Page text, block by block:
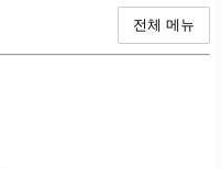
전체 메뉴